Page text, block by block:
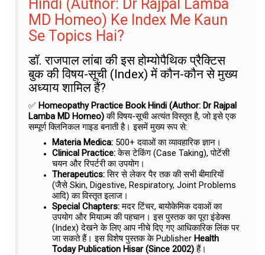
Hindi (Author: Dr Rajpal Lamba
MD Homeo) Ke Index Me Kaun
Se Topics Hai?
डॉ. राजपाल लांबा की इस होम्योपैथिक प्रैक्टिस
बुक की विषय-सूची (Index) में कौन-कौन से मुख्य
अध्याय शामिल हैं?
✅ Homeopathy Practice Book Hindi (Author: Dr Rajpal
Lamba MD Homeo)की विषय-सूची अत्यंत विस्तृत है, जो इसे एक
सम्पूर्ण क्लिनिकल गाइड बनाती है। इसमें मुख्य रूप से:
Materia Medica: 500+ दवाओं का व्यावहारिक ज्ञान।
Clinical Practice:केस टेकिंग (Case Taking), पोटेंसी
चयन और रिपर्टरी का उपयोग।
Therapeutics:सिर से लेकर पैर तक की सभी बीमारियों
(जैसे Skin, Digestive, Respiratory, Joint Problems
आदि) का विस्तृत इलाज।
Special Chapters:मदर टिंचर, बायोकेमिक दवाओं का
उपयोग और मियाज़्म की पहचान। इस पुस्तक का पूरा इंडेक्स
(Index) देखने के लिए आप नीचे दिए गए आधिकारिक लिंक पर
जा सकते हैं। इस विशेष पुस्तक के Publisher Health
Today Publication Hisar (Since 2002)हैं।